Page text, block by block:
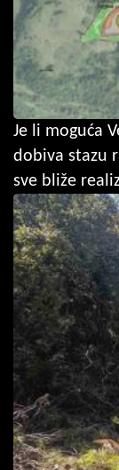
Je li moguća
dobiva stazu
sve bliže